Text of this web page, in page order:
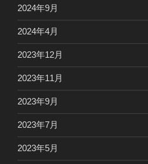
2024年9月
2024年4月
2023年12月
2023年11月
2023年9月
2023年7月
2023年5月